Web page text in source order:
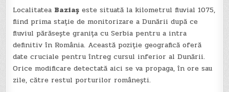
Localitatea Baziaș este situată la kilometrul fluvial 1075,
fiind prima stație de monitorizare a Dunării după ce
fluviul părăsește granița cu Serbia pentru a intra
definitiv în România. Această poziție geografică oferă
date cruciale pentru întreg cursul inferior al Dunării.
Orice modificare detectată aici se va propaga, în ore sau
zile, către restul porturilor românești.